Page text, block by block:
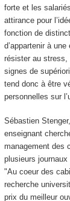
forte et les
attirance pour
fonction de
d’appartenir à
résister au stress,
signes de
tend donc à être
personnelles sur
Sébastien
enseignant
management des
plusieurs
"Au coeur des
recherche
prix du meilleur